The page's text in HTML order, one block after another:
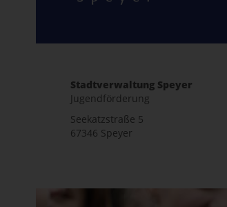
Stadtverwaltung Speyer
Jugendförderung
Seekatzstraße 5
67346 Speyer